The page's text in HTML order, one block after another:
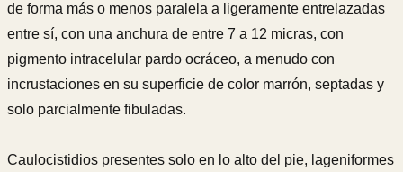
de forma más o menos paralela a ligeramente entrelazadas
entre sí, con una anchura de entre 7 a 12 micras, con
pigmento intracelular pardo ocráceo, a menudo con
incrustaciones en su superficie de color marrón, septadas y
solo parcialmente fibuladas.
Caulocistidios presentes solo en lo alto del pie, lageniformes